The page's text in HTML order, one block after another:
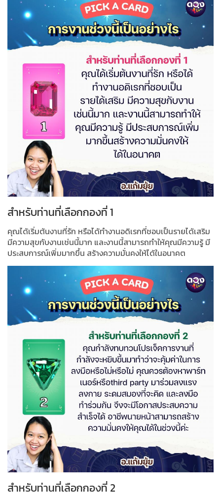
สำหรับท่านที่เลือกกองที่ 1
คุณได้เริ่มต้นงานที่รัก หรือได้ทำงานอดิเรกที่ชอบเป็นรายได้เสริม
มีความสุขกับงานเช่นนี้มาก และงานนี้สามารถทำให้คุณมีความรู้ มี
ประสบการณ์เพิ่มมากขึ้น สร้างความมั่นคงให้ได้ในอนาคต
สำหรับท่านที่เลือกกองที่ 2